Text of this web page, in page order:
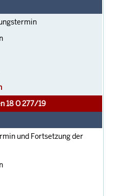
18 O 277/19
und Fortsetzung der